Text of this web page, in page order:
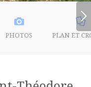
PHOTOS PLAN ET